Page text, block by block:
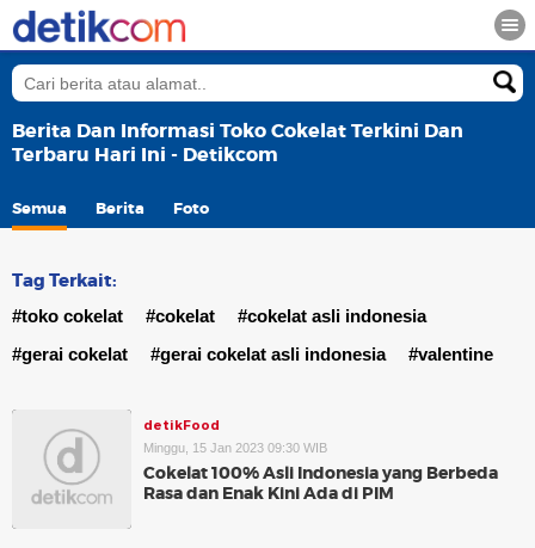
Berita Dan Informasi Toko Cokelat Terkini Dan
Terbaru Hari Ini - Detikcom
Semua Berita Foto
Tag Terkait:
#toko cokelat #cokelat
#cokelat asli indonesia
#gerai cokelat
#gerai cokelat asli indonesia #valentine
detikFood
Minggu, 15 Jan 2023 09:30 WIB
Cokelat 100% Asli Indonesia yang Berbeda
Rasa dan Enak Kini Ada di PIM